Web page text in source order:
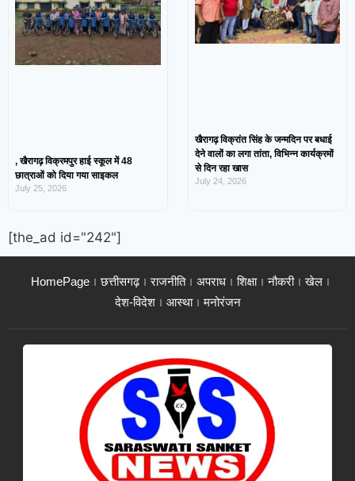
, खैरागढ़ विक्रमपुर हाई स्कूल में 48
छात्राओं को दिया गया साइकल
July 25, 2026
खैरागढ़ विक्रांत सिंह के जन्मदिन पर बधाई
देने वालों का लगा तांता, विभिन्न कार्यक्रमों
से दिन रहा खास
July 24, 2026
[the_ad id="242"]
HomePage छत्तीसगढ़ राजनीति अपराध शिक्षा नौकरी
खेल
देश-विदेश
आस्था मनोरंजन